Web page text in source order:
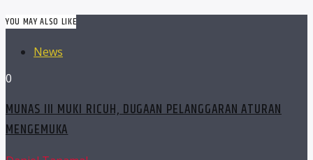
YOU MAY ALSO LIKE
News
0
MUNAS III MUKI RICUH, DUGAAN PELANGGARAN ATURAN
MENGEMUKA